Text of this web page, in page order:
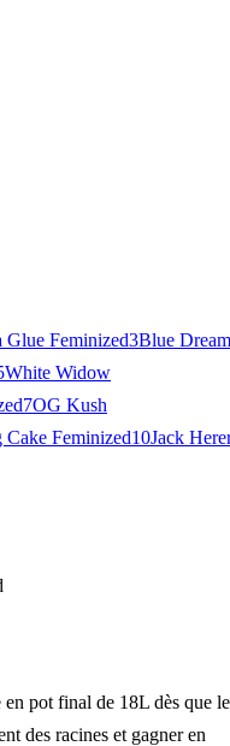
Glue Feminized3Blue Dream
White Widow
7OG Kush
Cake Feminized10Jack
pot final de 18L dès que
des racines et gagner en